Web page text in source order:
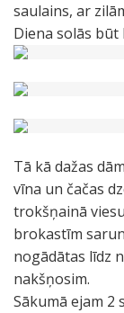
saulains, ar
Diena solās būt
Tā kā dažas
vīna un čačas
trokšņainā
brokastīm
nogādātas līdz
nakšņosim.
Sākumā ejam 2